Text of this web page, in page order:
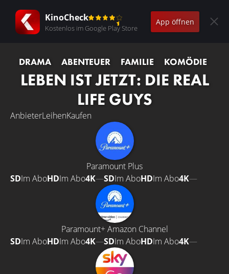
KinoCheck
Kostenlos im Google Play Store
App öffnen
DRAMA ABENTEUER FAMILIE KOMÖDIE
LEBEN IST JETZT: DIE REAL
LIFE GUYS
AnbieterLeihenKaufen
Paramount Plus
SDIm AboHDIm Abo4K—SDIm AboHDIm Abo4K—
Paramount+ Amazon Channel
SDIm AboHDIm Abo4K—SDIm AboHDIm Abo4K—